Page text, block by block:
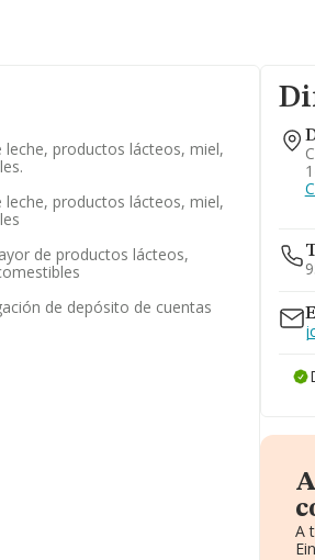
productos lácteos, miel,
productos lácteos, miel,
de productos lácteos,
de depósito de cuentas
A